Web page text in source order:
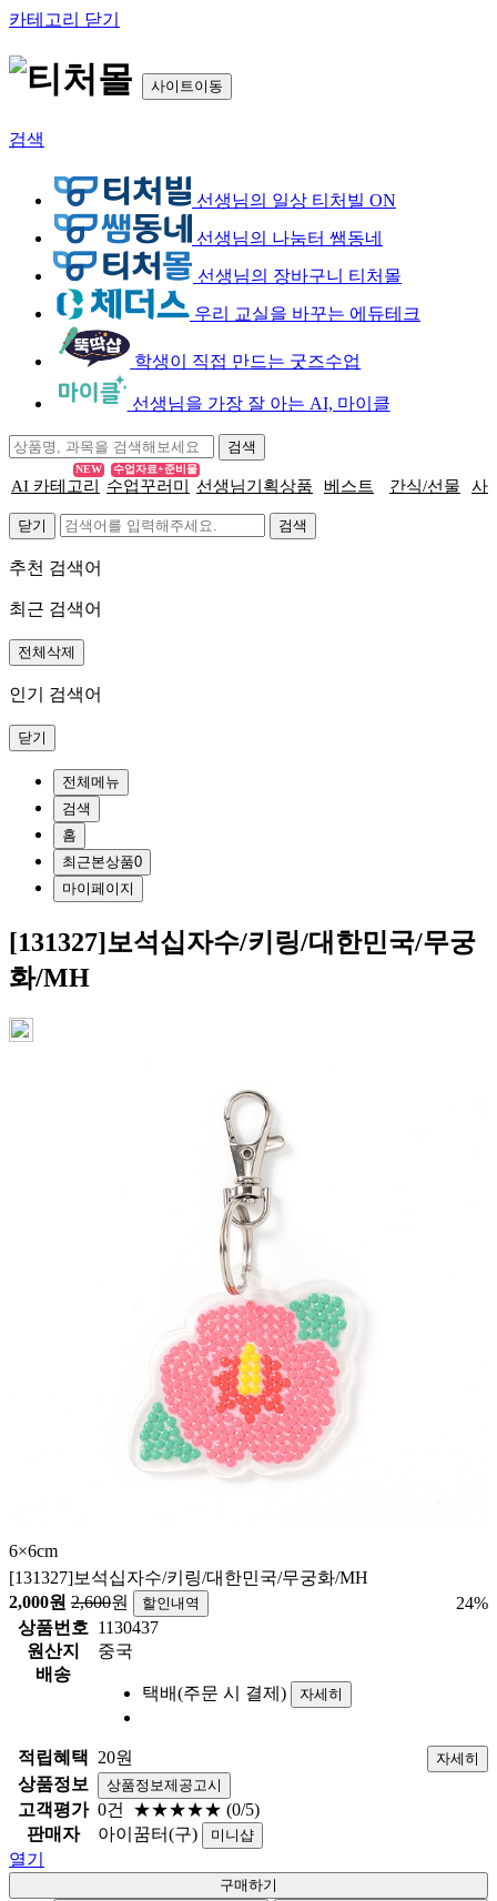
카테고리 닫기
사이트이동
검색
선생님의 일상 티처빌 ON
선생님의 나눔터 쌤동네
선생님의 장바구니 티처몰
우리 교실을 바꾸는 에듀테크
학생이 직접 만드는 굿즈수업
선생님을 가장 잘 아는 AI, 마이클
AI 카테고리
NEW
수업꾸러미
수업자료+준비물
선생님기획상품 베스트 간식/선물 사
닫기
추천 검색어
최근 검색어
전체삭제
인기 검색어
닫기
전체메뉴
검색
홈
최근본상품0
마이페이지
[131327]보석십자수/키링/대한민국/무궁
화/MH
6×6cm
[131327]보석십자수/키링/대한민국/무궁화/MH
2,000원 2,600원 할인내역 24%
상품번호 1130437
원산지
중국
배송
택배(주문 시 결제)
자세히
적립혜택 20원 자세히
상품정보 상품정보제공고시
고객평가 0건 ★★★★★ (0/5)
판매자
아이꿈터(구) 미니샵
열기